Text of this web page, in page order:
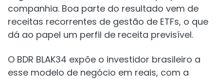
companhia. Boa parte do resultado vem de
receitas recorrentes de gestão de ETFs, o que
dá ao papel um perfil de receita previsível.
O BDR BLAK34 expõe o investidor brasileiro a
esse modelo de negócio em reais, com a